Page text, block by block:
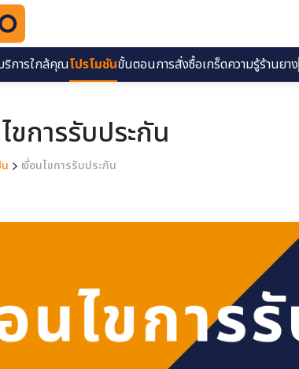
ริการใกล้คุณโปรโมชันขั้นตอนการสั่งซื้อเกร็ดความรู้ร้านยาง
ขการรับประกัน
เงื่อนไขการรับประกัน